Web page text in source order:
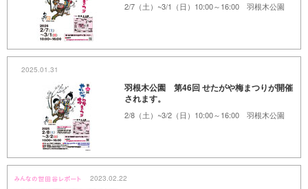
2/7（土）~3/1（日）10:00～16:00 羽根木公園
2025.01.31
羽根木公園 第46回 せたがや梅まつりが開催
されます。
2/8（土）~3/2（日）10:00～16:00 羽根木公園
2023.02.22